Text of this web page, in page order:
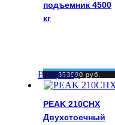
подъемник 4500
кг
В корзину
PEAK 210CHX
Двухстоечный
353990 руб.